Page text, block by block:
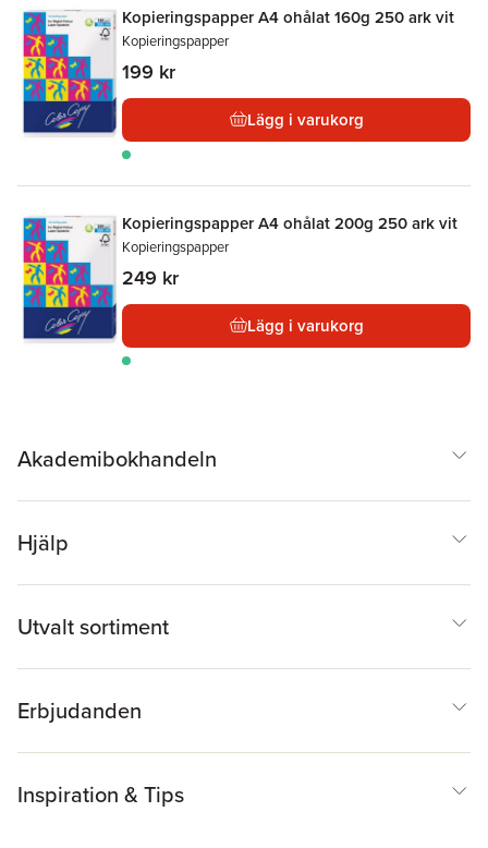
Kopieringspapper A4 ohålat 160g 250 ark vit
Kopieringspapper
199 kr
Lägg i varukorg
Kopieringspapper A4 ohålat 200g 250 ark vit
Kopieringspapper
249 kr
Lägg i varukorg
Akademibokhandeln
Hjälp
Utvalt sortiment
Erbjudanden
Inspiration & Tips